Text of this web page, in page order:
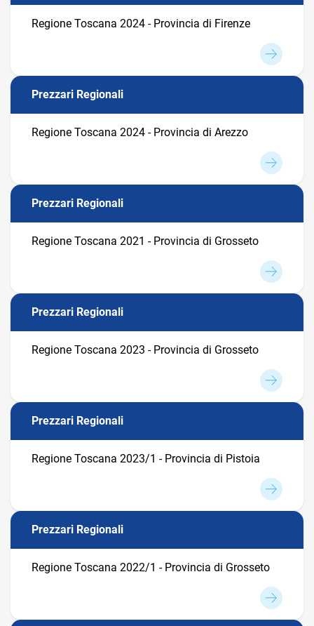
Regione Toscana 2024 - Provincia di Firenze
Prezzari Regionali
Regione Toscana 2024 - Provincia di Arezzo
Prezzari Regionali
Regione Toscana 2021 - Provincia di Grosseto
Prezzari Regionali
Regione Toscana 2023 - Provincia di Grosseto
Prezzari Regionali
Regione Toscana 2023/1 - Provincia di Pistoia
Prezzari Regionali
Regione Toscana 2022/1 - Provincia di Grosseto